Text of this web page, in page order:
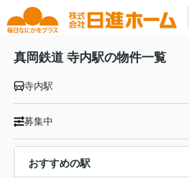
真岡鉄道 寺内駅の物件一覧
寺内駅
募集中
おすすめの駅